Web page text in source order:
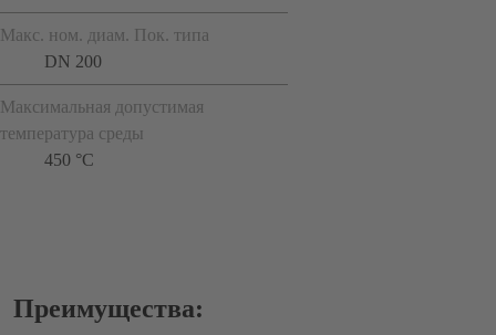
Макс. ном. диам. Пок. типа
DN 200
Максимальная допустимая
температура среды
450 °C
Преимущества: